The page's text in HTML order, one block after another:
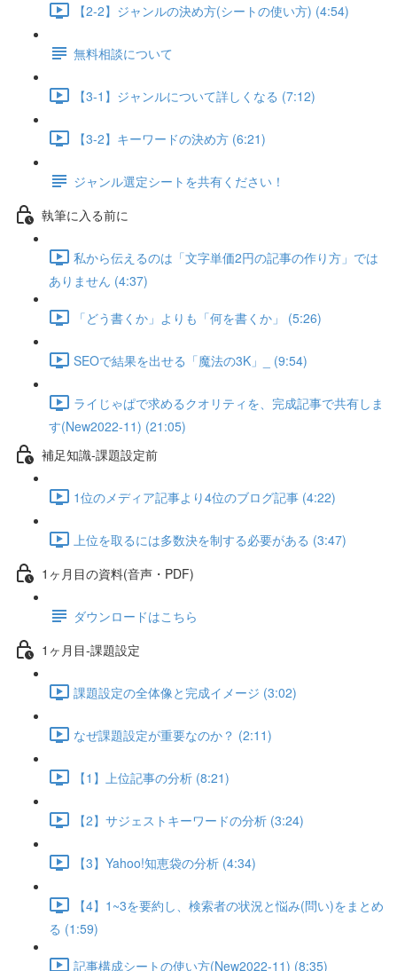
【2-2】ジャンルの決め方(シートの使い方) (4:54)
無料相談について
【3-1】ジャンルについて詳しくなる (7:12)
【3-2】キーワードの決め方 (6:21)
ジャンル選定シートを共有ください！
執筆に入る前に
私から伝えるのは「文字単価2円の記事の作り方」では
ありません (4:37)
「どう書くか」よりも「何を書くか」 (5:26)
SEOで結果を出せる「魔法の3K」_ (9:54)
ライじゃぱで求めるクオリティを、完成記事で共有しま
す(New2022-11) (21:05)
補足知識-課題設定前
1位のメディア記事より4位のブログ記事 (4:22)
上位を取るには多数決を制する必要がある (3:47)
1ヶ月目の資料(音声・PDF)
ダウンロードはこちら
1ヶ月目-課題設定
課題設定の全体像と完成イメージ (3:02)
なぜ課題設定が重要なのか？ (2:11)
【1】上位記事の分析 (8:21)
【2】サジェストキーワードの分析 (3:24)
【3】Yahoo!知恵袋の分析 (4:34)
【4】1~3を要約し、検索者の状況と悩み(問い)をまとめ
る (1:59)
記事構成シートの使い方(New2022-11) (8:35)